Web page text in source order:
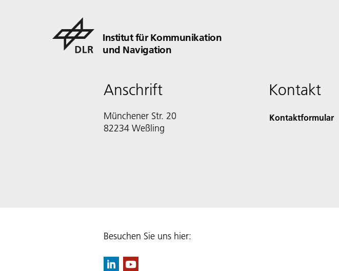
Institut für Kommunikation
und Navigation
Anschrift
Münchener Str. 20
82234 Weßling
Kontakt
Kontaktformular
Besuchen Sie uns hier: